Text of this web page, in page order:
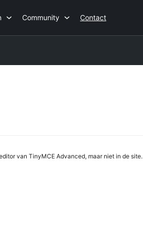
Community Contact
van TinyMCE Advanced, maar niet in de site.